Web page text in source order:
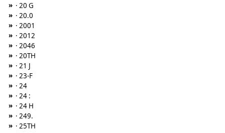
» · 20 G
» · 20.0
» · 2001
» · 2012
» · 2046
» · 20TH
» · 21 J
» · 23-F
» · 24
» · 24 :
» · 24 H
» · 249.
» · 25TH